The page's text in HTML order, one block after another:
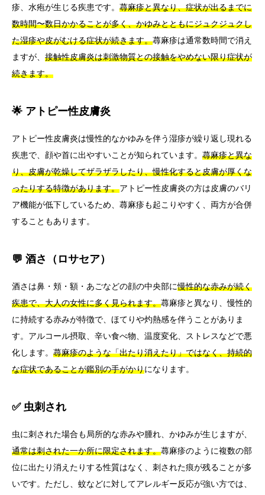
疹、水疱が生じる疾患です。 蕁麻疹と異なり、症状が出るまでに
数時間〜数日かかることが多く、かゆみとともにジュクジュクし
た湿疹や皮がむける症状が続きます。蕁麻疹は通常数時間で消え
ますが、 接触性皮膚炎は刺激物質との接触をやめない限り症状が
続きます。
🌟 アトピー性皮膚炎
アトピー性皮膚炎は慢性的なかゆみを伴う湿疹が繰り返し現れる
疾患で、顔や首に出やすいことが知られています。 蕁麻疹と異な
り、皮膚が乾燥してザラザラしたり、慢性化すると皮膚が厚くな
ったりする特徴があります。アトピー性皮膚炎の方は皮膚のバリ
ア機能が低下しているため、蕁麻疹も起こりやすく、両方が合併
することもあります。
💬 酒さ（ロサセア）
酒さは鼻・頬・額・あごなどの顔の中央部に慢性的な赤みが続く
疾患で、大人の女性に多く見られます。蕁麻疹と異なり、慢性的
に持続する赤みが特徴で、ほてりや灼熱感を伴うことがありま
す。アルコール摂取、辛い食べ物、温度変化、ストレスなどで悪
化します。 蕁麻疹のような「出たり消えたり」ではなく、持続的
な症状であることが鑑別の手がかりになります。
✅ 虫刺され
虫に刺された場合も局所的な赤みや腫れ、かゆみが生じますが、
通常は刺された一か所に限定されます。蕁麻疹のように複数の部
位に出たり消えたりする性質はなく、刺された痕が残ることが多
いです。ただし、蚊などに対してアレルギー反応が強い方では、